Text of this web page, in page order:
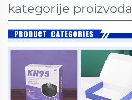
kategorije proizvoda